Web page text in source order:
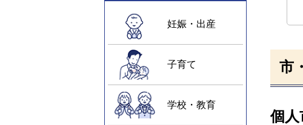
妊娠・出産
子育て
学校・教育
市
個人